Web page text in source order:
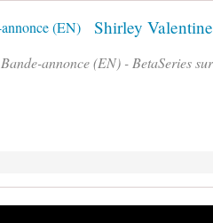
Shirley
annonce (EN) - BetaSeries